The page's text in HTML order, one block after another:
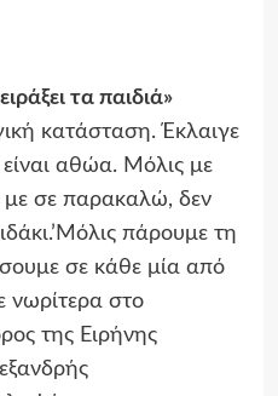
τα παιδιά»
κατάσταση. Έκλαιγε
είναι αθώα. Μόλις με
με σε παρακαλώ, δεν
πάρουμε τη
σε κάθε μία από
νωρίτερα στο
της Ειρήνης